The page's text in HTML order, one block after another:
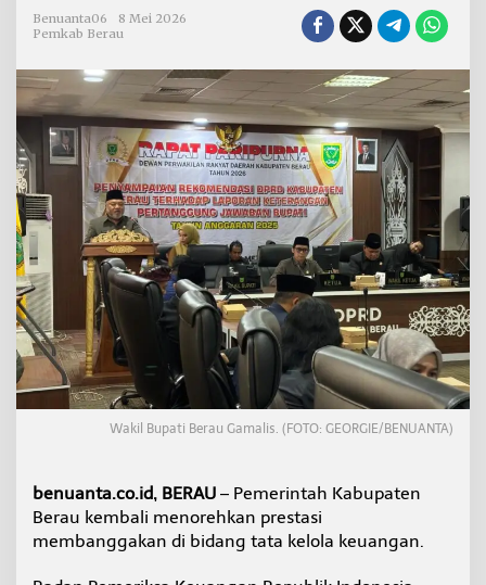
K
e
m
b
a
l
i
R
i
h
O
p
n
i
T
P
2
5
G
Benuanta06
8 Mei 2026
Pemkab Berau
Wakil Bupati Berau Gamalis. (FOTO: GEORGIE/BENUANTA)
benuanta.co.id, BERAU – Pemerintah Kabupaten
Berau kembali menorehkan prestasi
membanggakan di bidang tata kelola keuangan.